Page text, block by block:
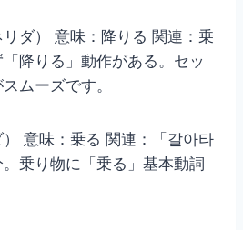
ダ） 意味：降りる 関連：乗
降りる」動作がある。セッ
ムーズです。
意味：乗る 関連：「갈아타
乗り物に「乗る」基本動詞